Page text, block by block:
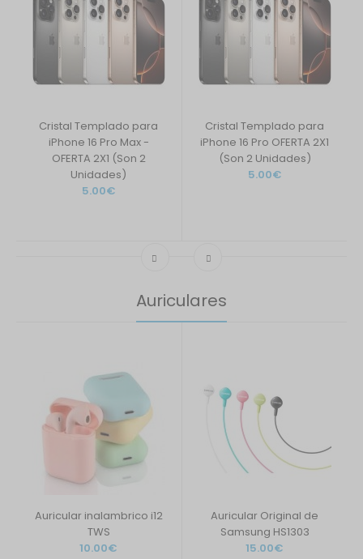
Cristal Templado para
iPhone 16 Pro Max -
OFERTA 2X1 (Son 2
Unidades)
5.00€
Cristal Templado para
iPhone 16 Pro OFERTA 2X1
(Son 2 Unidades)
5.00€
Auriculares
Auricular inalambrico i12
TWS
10.00€
Auricular Original de
Samsung HS1303
15.00€